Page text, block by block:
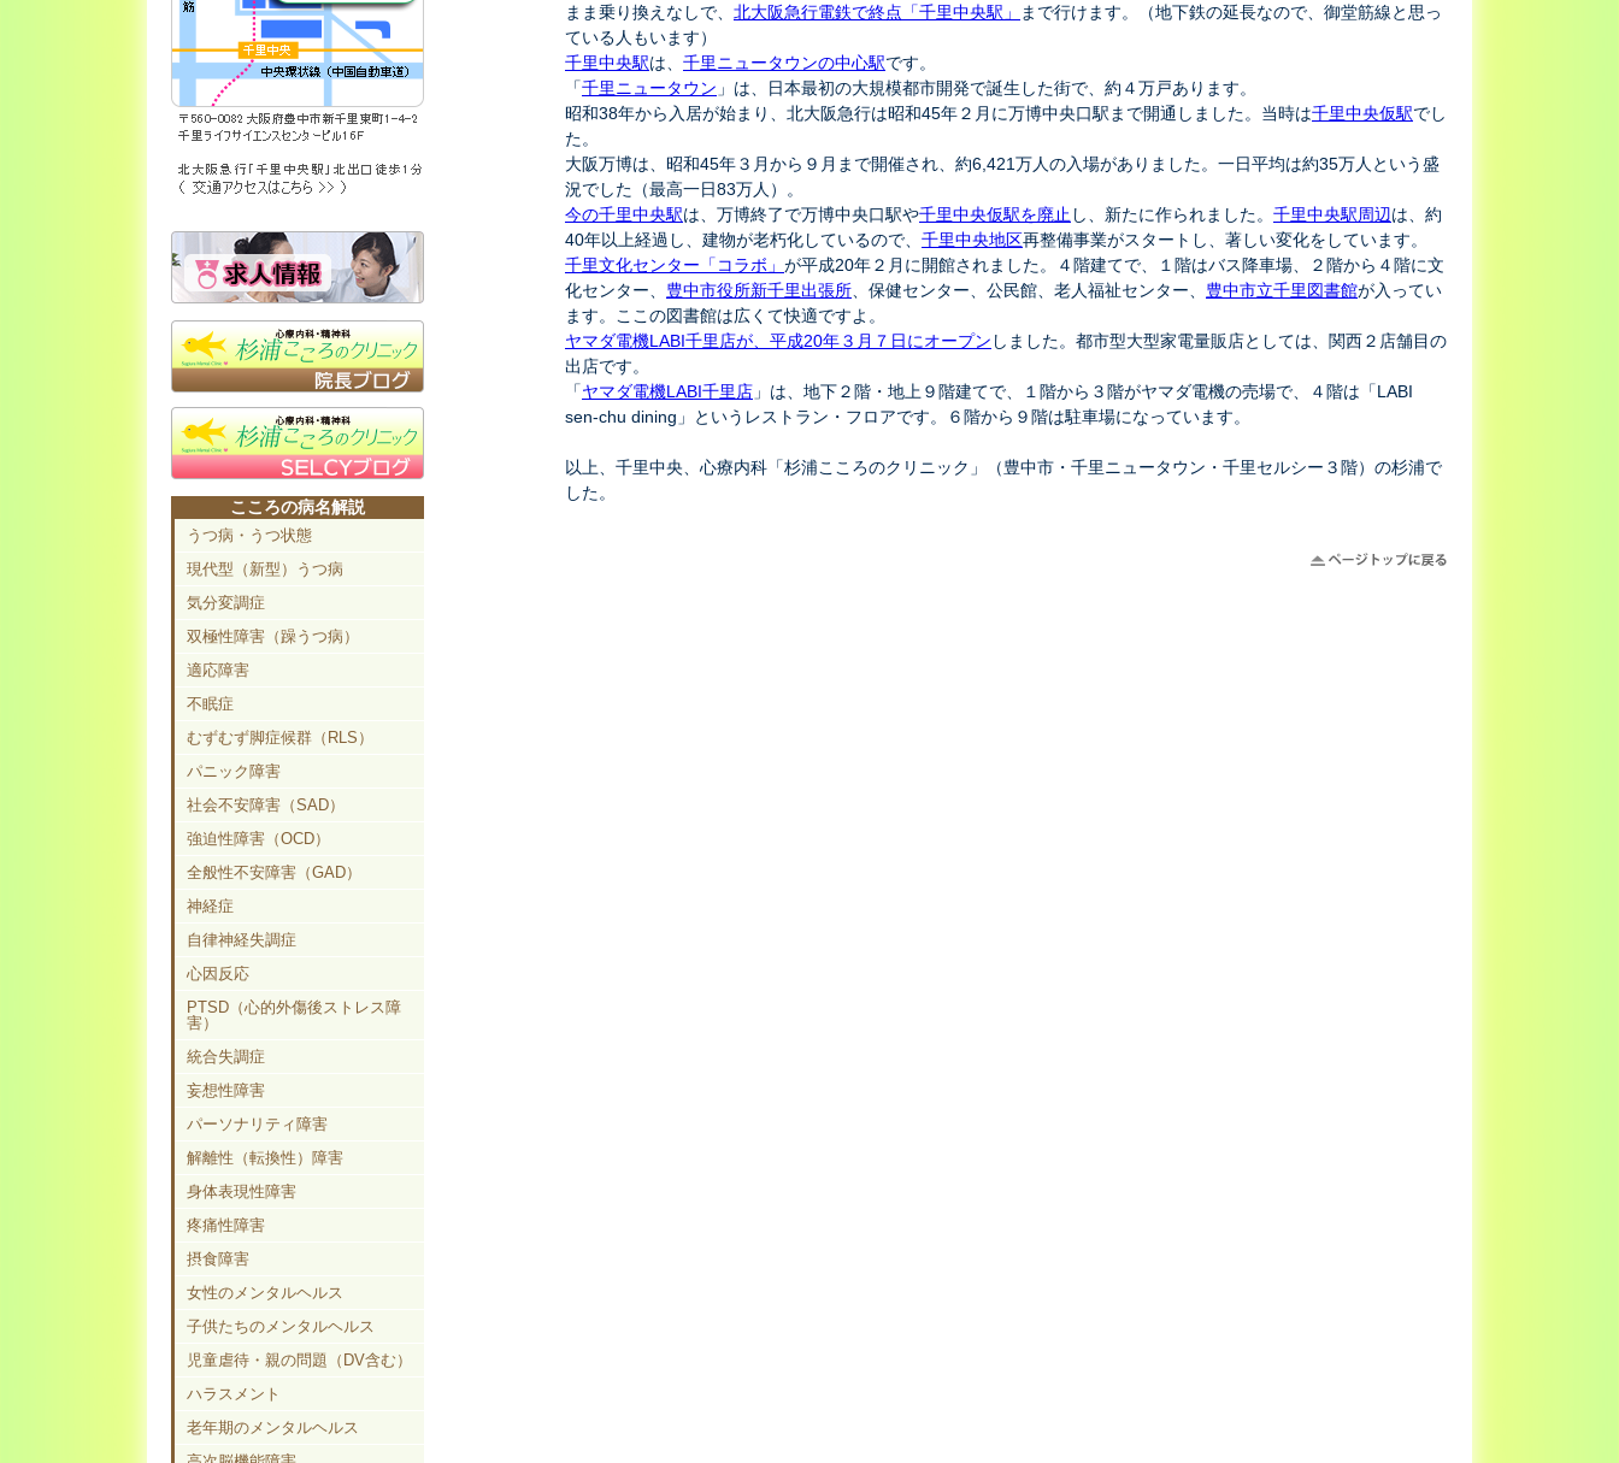
まま乗り換えなしで、 北大阪急行電鉄で終点「千里中央駅」
まで行けます。（地下鉄の延長なので、御堂筋線と思っ
ている人もいます）
千里中央駅は、 千里ニュータウンの中心駅です。
「千里ニュータウン 」は、日本最初の大規模都市開発で誕生した街で、約４万戸あります。
昭和38年から入居が始まり、北大阪急行は昭和45年２月に万博中央口駅まで開通しました。当時は千里中央仮駅でし
た。
大阪万博は、昭和45年３月から９月まで開催され、約6,421万人の入場がありました。一日平均は約35万人という盛
況でした（最高一日83万人）。
今の千里中央駅は、万博終了で万博中央口駅や千里中央仮駅を廃止 し、新たに作られました。 千里中央駅周辺は、約
40年以上経過し、建物が老朽化しているので、 千里中央地区再整備事業がスタートし、著しい変化をしています。
千里文化センター「コラボ」 が平成20年２月に開館されました。４階建てで、１階はバス降車場、２階から４階に文
化センター、 豊中市役所新千里出張所 、保健センター、公民館、老人福祉センター、 豊中市立千里図書館が入ってい
ます。ここの図書館は広くて快適ですよ。
ヤマダ電機LABI千里店が、平成20年３月７日にオープン しました。都市型大型家電量販店としては、関西２店舗目の
出店です。
「ヤマダ電機LABI千里店 」は、地下２階・地上９階建てで、１階から３階がヤマダ電機の売場で、４階は「LABI
sen-chu dining」というレストラン・フロアです。６階から９階は駐車場になっています。
以上、千里中央、心療内科「杉浦こころのクリニック」（豊中市・千里ニュータウン・千里セルシー３階）の杉浦で
した。
こころの病名解説
うつ病・うつ状態
現代型（新型）うつ病
気分変調症
双極性障害（躁うつ病）
適応障害
不眠症
むずむず脚症候群（RLS）
パニック障害
社会不安障害（SAD）
強迫性障害（OCD）
全般性不安障害（GAD）
神経症
自律神経失調症
心因反応
PTSD（心的外傷後ストレス障
害）
統合失調症
妄想性障害
パーソナリティ障害
解離性（転換性）障害
身体表現性障害
疼痛性障害
摂食障害
女性のメンタルヘルス
子供たちのメンタルヘルス
児童虐待・親の問題（DV含む）
ハラスメント
老年期のメンタルヘルス